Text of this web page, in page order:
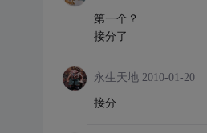
第一个？
接分了
永生天地 2010-01-20
接分